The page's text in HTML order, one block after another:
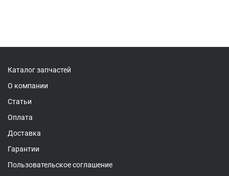
Каталог запчастей
О компании
Статьи
Оплата
Доставка
Гарантии
Пользовательское соглашение